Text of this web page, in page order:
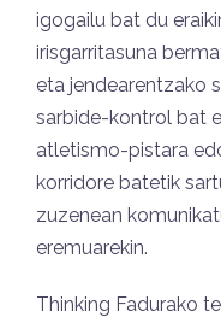
igogailu bat du
irisgarritasuna
eta jendearentzako
sarbide-kontrol bat
atletismo-pistara
korridore batetik
zuzenean
eremuarekin.
Thinking Fadurako